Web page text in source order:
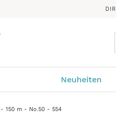
Neuheiten
150 m - No.50 - 554